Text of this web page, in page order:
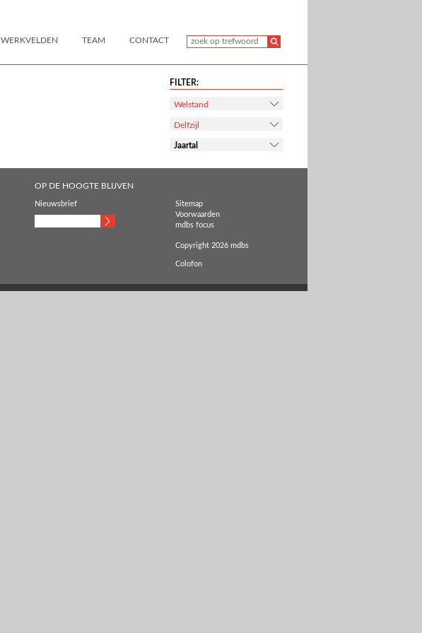
WERKVELDEN TEAM CONTACT
FILTER:
Welstand
Delfzijl
Jaartal
OP DE HOOGTE BLIJVEN
Nieuwsbrief
Sitemap
Voorwaarden
mdbs focus
Copyright 2026 mdbs
Colofon